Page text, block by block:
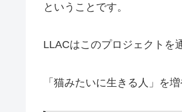
ということです。
LLACはこのプロジェクトを
「猫みたいに生きる人」を